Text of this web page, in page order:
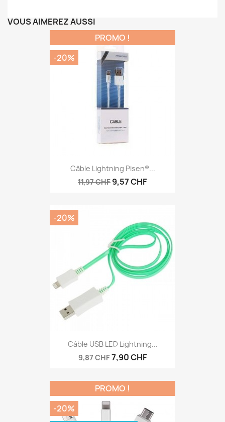
VOUS AIMEREZ AUSSI
Câble Lightning Pisen®...
11,97 CHF 9,57 CHF
PROMO !
-20%
Câble USB LED Lightning...
9,87 CHF7,90 CHF
-20%
PROMO !
-20%